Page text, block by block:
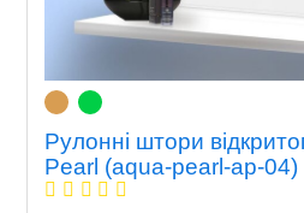
Рулонні штори
Pearl (aqua-pearl-ap-04)